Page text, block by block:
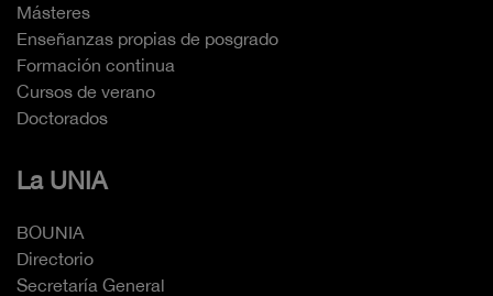
Másteres
Enseñanzas propias de posgrado
Formación continua
Cursos de verano
Doctorados
La UNIA
BOUNIA
Directorio
Secretaría General